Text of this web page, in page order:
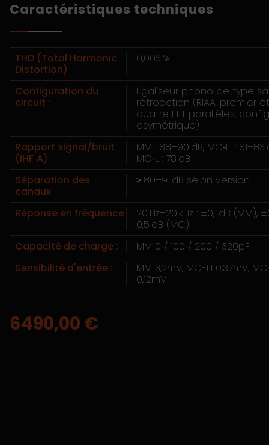
Caractéristiques techniques
THD (Total Harmonic
Distortion)
0,003 %
Configuration du
circuit :
Égaliseur phono de type
rétroaction (RIAA, premier
quatre FET parallèles,
asymétrique)
Rapport signal/bruit
(IHF‑A)
MM : 88–90 dB, MC‑H : 81–83
MC‑L : 78 dB
Séparation des
canaux
≥ 80–91 dB selon version
Réponse en fréquence
20 Hz–20 kHz : ±0,1 dB (MM),
0,5 dB (MC)
Capacité de charge :
MM 0 / 100 / 200 / 320pF
Sensibilité d'entrée :
MM 3,2mV, MC-H 0,37mV,
0,12mV
6490,00 €